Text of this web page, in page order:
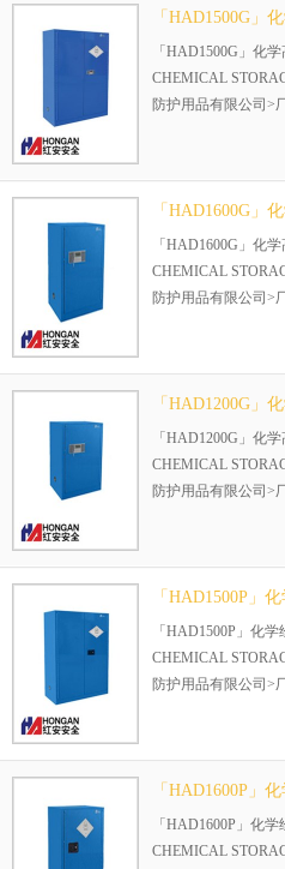
产品尺寸：
「HAD1500G」
TOXIC
「HAD1500G」化
CHEMICAL
防护用品有限公司>
品)
产品尺寸：
「HAD1600G」
TOXIC
「HAD1600G」化
CHEMICAL
防护用品有限公司>
品)
产品尺寸：
「HAD1200G」
TOXIC
「HAD1200G」化
CHEMICAL
防护用品有限公司>
品)
产品尺寸：
「HAD1500P」
TOXIC
「HAD1500P」化
CHEMICAL
防护用品有限公司>
品)
产品尺寸：
「HAD1600P」
TOXIC
「HAD1600P」化
CHEMICAL